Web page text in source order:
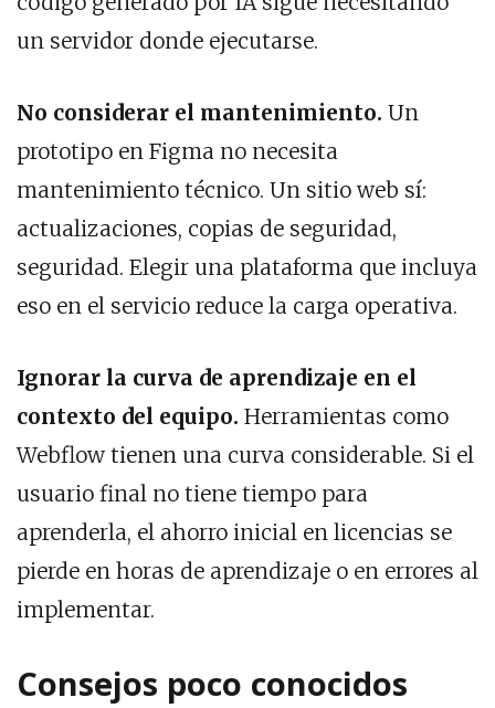
un servidor donde ejecutarse.
No considerar el mantenimiento. Un
prototipo en Figma no necesita
mantenimiento técnico. Un sitio web sí:
actualizaciones, copias de seguridad,
seguridad. Elegir una plataforma que incluya
eso en el servicio reduce la carga operativa.
Ignorar la curva de aprendizaje en el
contexto del equipo. Herramientas como
Webflow tienen una curva considerable. Si el
usuario final no tiene tiempo para
aprenderla, el ahorro inicial en licencias se
pierde en horas de aprendizaje o en errores al
implementar.
Consejos poco conocidos